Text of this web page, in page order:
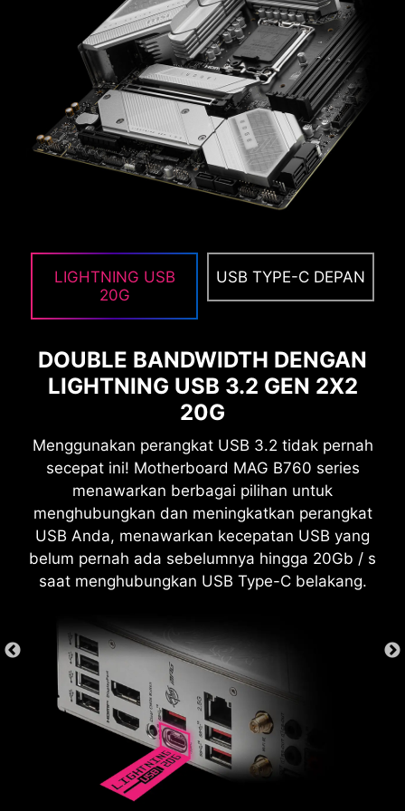
LIGHTNING USB
20G
USB TYPE-C DEPAN
DOUBLE BANDWIDTH DENGAN
LIGHTNING USB 3.2 GEN 2X2
20G
Menggunakan perangkat USB 3.2 tidak pernah
secepat ini! Motherboard MAG B760 series
menawarkan berbagai pilihan untuk
menghubungkan dan meningkatkan perangkat
USB Anda, menawarkan kecepatan USB yang
belum pernah ada sebelumnya hingga 20Gb / s
saat menghubungkan USB Type-C belakang.
dan software pada PC dan simpan di file dalam
beberapa format seperti CSV dan HTML.
IKUT SERTA DALAM KEAMANAN
CYBER DENGAN NORTON 360
DELUXE
Perlindungan berlapis untuk perangkat Anda,
fitur privasi online termasuk Secure VPN kami,
ditambah Dark Web Monitoring - semuanya
dalam satu solusi. Dengan motherboard MSI,
Anda dapat menikmati uji coba gratis Norton
360 Deluxe selama 60 hari.
Hingga 50 GB PC cloud backup
Real time Threat protection dan Smart
Firewall